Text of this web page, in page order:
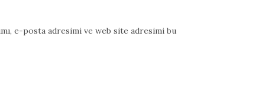
e-posta adresimi ve web site adresimi bu